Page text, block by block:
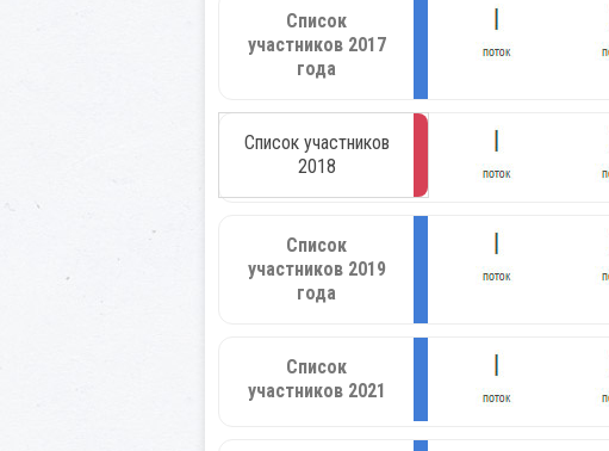
Список
участников 2017
года
Список участников
2018
Список
участников 2019
года
Список
участников 2021